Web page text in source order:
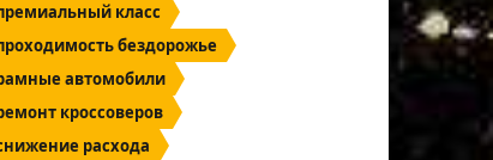
класс
бездорожье
автомобили
кроссоверов
расхода